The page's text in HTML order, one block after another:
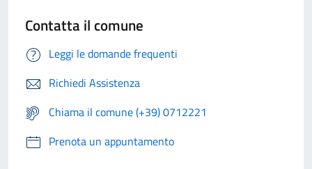
Contatta il comune
Leggi le domande frequenti
Richiedi Assistenza
Chiama il comune (+39) 0712221
Prenota un appuntamento